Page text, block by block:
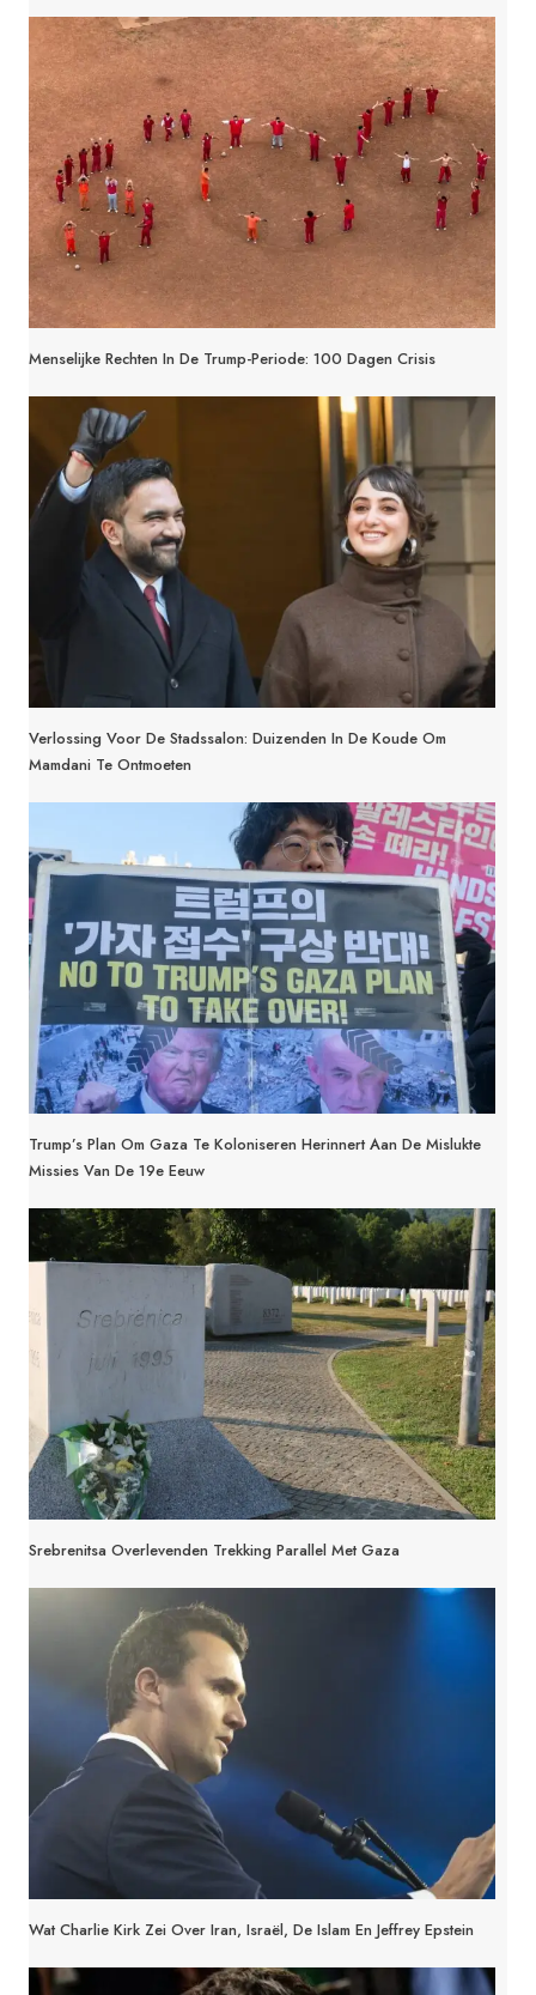
Menselijke Rechten In De Trump-Periode: 100 Dagen Crisis
Verlossing Voor De Stadssalon: Duizenden In De Koude Om
Mamdani Te Ontmoeten
Trump’s Plan Om Gaza Te Koloniseren Herinnert Aan De Mislukte
Missies Van De 19e Eeuw
Srebrenitsa Overlevenden Trekking Parallel Met Gaza
Wat Charlie Kirk Zei Over Iran, Israël, De Islam En Jeffrey Epstein